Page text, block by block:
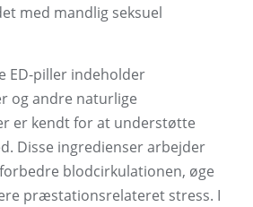
med mandlig seksuel
ED-piller indeholder
og andre naturlige
er kendt for at understøtte
Disse ingredienser arbejder
blodcirkulationen, øge
præstationsrelateret stress. I